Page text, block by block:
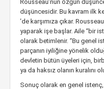
Rousseau’nun özgün
düşüncesidir. Bu kavram ilk
’de karşımıza çıkar.
yaparak işe başlar. Aile “bir
olarak betimlenir. “Bu genel
parçanın iyiliğine yönelik
devletin bütün üyeleri için,
ya da haksız olanın kuralını
Sonuç olarak en genel